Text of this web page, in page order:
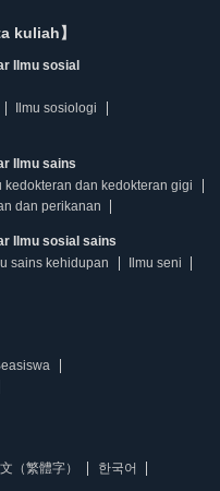
kuliah】
Ilmu sosial
Ilmu sosiologi
Ilmu sains
kedokteran dan kedokteran gigi
dan perikanan
Ilmu sosial sains
sains kehidupan
Ilmu seni
（繁體字）
한국어